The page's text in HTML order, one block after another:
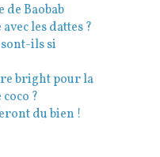
Baobab
les dattes ?
ils si
bright pour la
?
du bien !